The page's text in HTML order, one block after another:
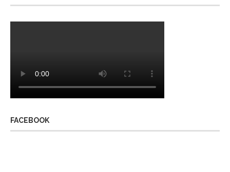
FACEBOOK